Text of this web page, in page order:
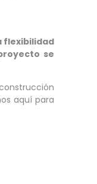
flexibilidad
se
aquí para